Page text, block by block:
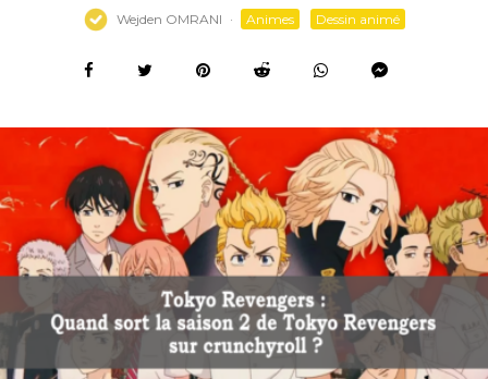
Wejden OMRANI · Animes Dessin animé